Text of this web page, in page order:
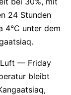
24 Stunden
4°C unter dem
Luft — Friday
bleibt